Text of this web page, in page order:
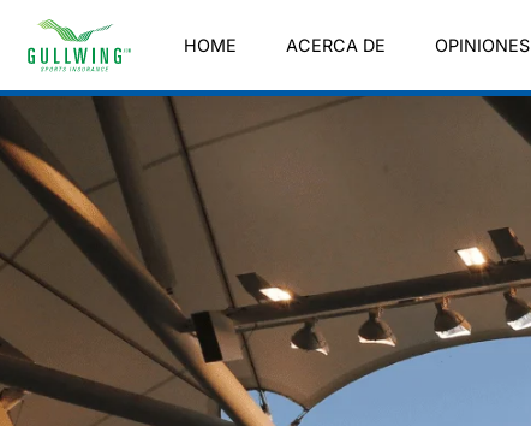
HOME ACERCA DE OPINIONES